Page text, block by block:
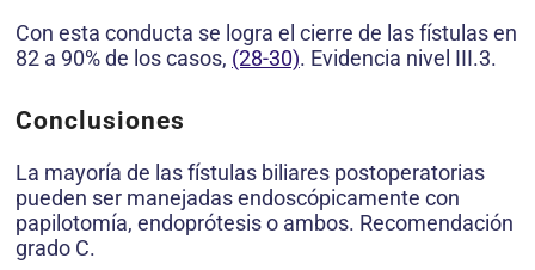
Con esta conducta se logra el cierre de las fístulas en
82 a 90% de los casos, (28-30). Evidencia nivel III.3.
Conclusiones
La mayoría de las fístulas biliares postoperatorias
pueden ser manejadas endoscópicamente con
papilotomía, endoprótesis o ambos. Recomendación
grado C.